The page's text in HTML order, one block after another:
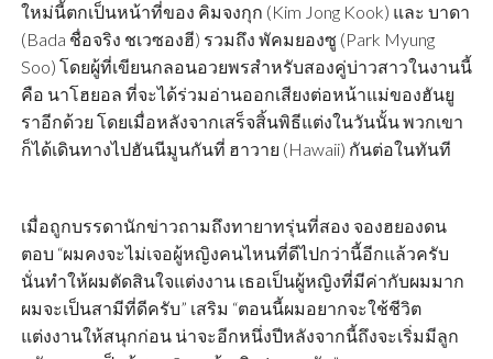
ใหม่นี้ตกเป็นหน้าที่ของ คิมจงกุก (Kim Jong Kook) และ บาดา
(Bada ชื่อจริง ชเวซองฮี) รวมถึง พัคมยองซู (Park Myung
Soo) โดยผู้ที่เขียนกลอนอวยพรสำหรับสองคู่บ่าวสาวในงานนี้
คือ นาโฮยอล ที่จะได้ร่วมอ่านออกเสียงต่อหน้าแม่ของฮันยู
ราอีกด้วย โดยเมื่อหลังจากเสร็จสิ้นพิธีแต่งในวันนั้น พวกเขา
ก็ได้เดินทางไปฮันนีมูนกันที่ ฮาวาย (Hawaii) กันต่อในทันที
เมื่อถูกบรรดานักข่าวถามถึงทายาทรุ่นที่สอง จองฮยองดน
ตอบ “ผมคงจะไม่เจอผู้หญิงคนไหนที่ดีไปกว่านี้อีกแล้วครับ
นั่นทำให้ผมตัดสินใจแต่งงาน เธอเป็นผู้หญิงที่มีค่ากับผมมาก
ผมจะเป็นสามีที่ดีครับ” เสริม “ตอนนี้ผมอยากจะใช้ชีวิต
แต่งงานให้สนุกก่อน น่าจะอีกหนึ่งปีหลังจากนี้ถึงจะเริ่มมีลูก